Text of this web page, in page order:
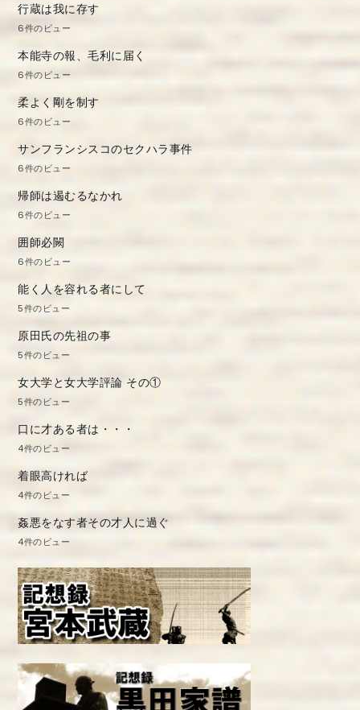
行蔵は我に存す
6件のビュー
本能寺の報、毛利に届く
6件のビュー
柔よく剛を制す
6件のビュー
サンフランシスコのセクハラ事件
6件のビュー
帰師は遏むるなかれ
6件のビュー
囲師必闕
6件のビュー
能く人を容れる者にして
5件のビュー
原田氏の先祖の事
5件のビュー
女大学と女大学評論 その①
5件のビュー
口に才ある者は・・・
4件のビュー
着眼高ければ
4件のビュー
姦悪をなす者その才人に過ぐ
4件のビュー